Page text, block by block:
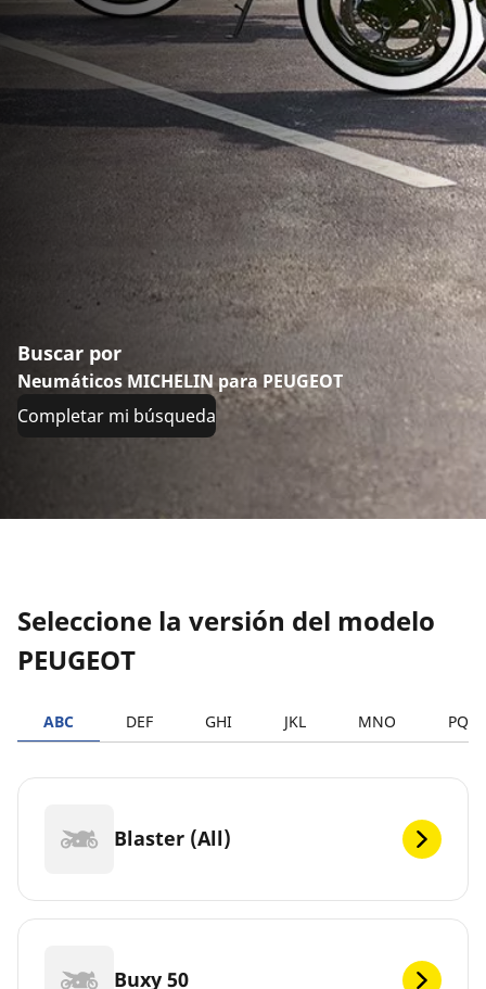
Buscar por
Neumáticos MICHELIN para PEUGEOT
Completar mi búsqueda
Seleccione la versión del modelo
PEUGEOT
ABC DEF GHI JKL MNO PQRS
Blaster (All)
Buxy 50